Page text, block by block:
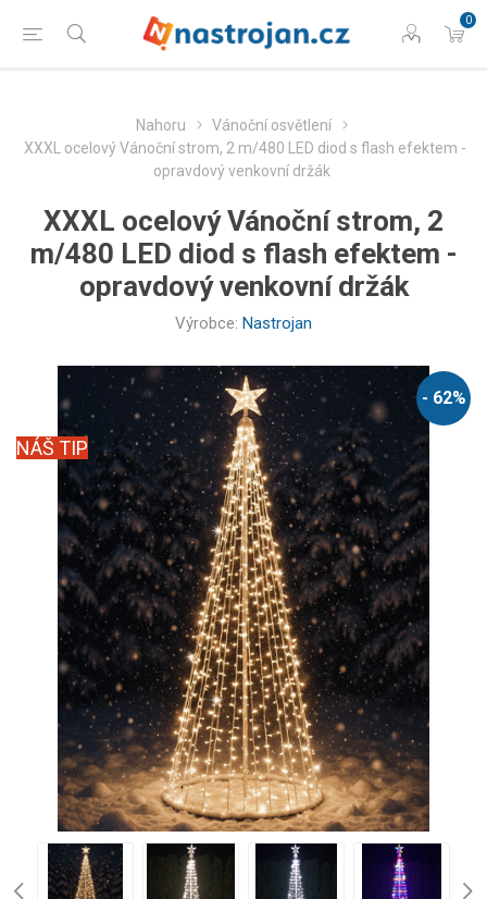
0
Nahoru
Vánoční osvětlení
XXXL ocelový Vánoční strom, 2 m/480 LED diod s flash efektem -
opravdový venkovní držák
XXXL ocelový Vánoční strom, 2
m/480 LED diod s flash efektem -
opravdový venkovní držák
Výrobce: Nastrojan
- 62%
NÁŠ TIP